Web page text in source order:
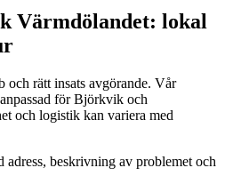
Värmdölandet: lokal
och rätt insats avgörande. Vår
för Björkvik och
och logistik kan variera med
beskrivning av problemet och